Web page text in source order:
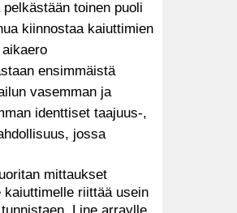
toinen puoli
kiinnostaa kaiuttimien
ensimmäistä
vasemman ja
identtiset taajuus-,
jossa
mittaukset
riittää usein
Line arraylle